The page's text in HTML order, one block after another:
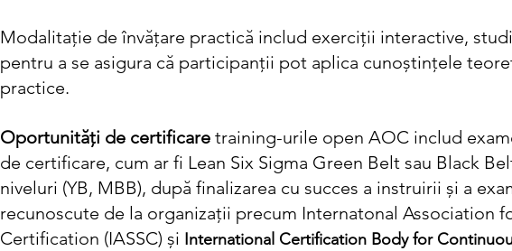
Modalitație de învățare practică includ exerciții interactive,
pentru a se asigura că participanții pot aplica cunoștințele
practice.
Oportunități de certificare training-urile open AOC includ
de certificare, cum ar fi Lean Six Sigma Green Belt sau Black
niveluri (YB, MBB), după finalizarea cu succes a instruirii și a
recunoscute de la organizații precum Internatonal Association
Certification (IASSC) și International Certification Body for